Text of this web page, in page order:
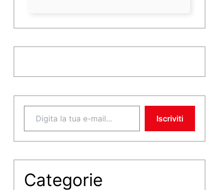
Digita la tua e-mail...
Iscriviti
Categorie